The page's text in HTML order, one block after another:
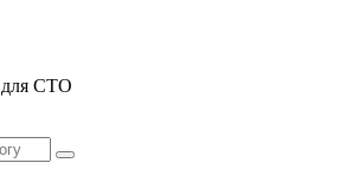
для СТО